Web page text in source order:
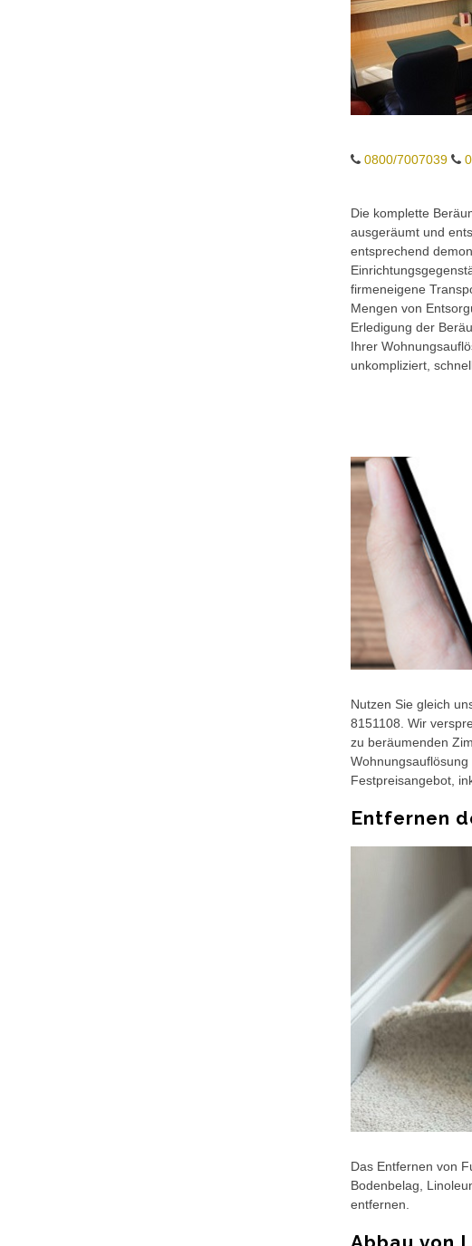
0800/7007039
Die komplette
ausgeräumt und
entsprechend
firmeneigene
Mengen von
Erledigung der
Ihrer
unkompliziert,
Nutzen Sie gleich
8151108. Wir
zu beräumenden
Festpreisangebot,
Entfernen
Das Entfernen von
Bodenbelag,
entfernen.